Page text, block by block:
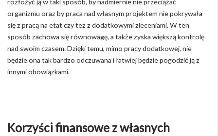
rozłożyć ją w taki sposób, by nadmiernie nie przeciążać
organizmu oraz by praca nad własnym projektem nie pokrywała
się z pracą na etat czy też z dodatkowymi zleceniami. W ten
sposób zachowa się równowagę, a także zyska większą kontrolę
nad swoim czasem. Dzięki temu, mimo pracy dodatkowej, nie
będzie ona tak bardzo odczuwana i łatwiej będzie pogodzić ją z
innymi obowiązkami.
Korzyści finansowe z własnych